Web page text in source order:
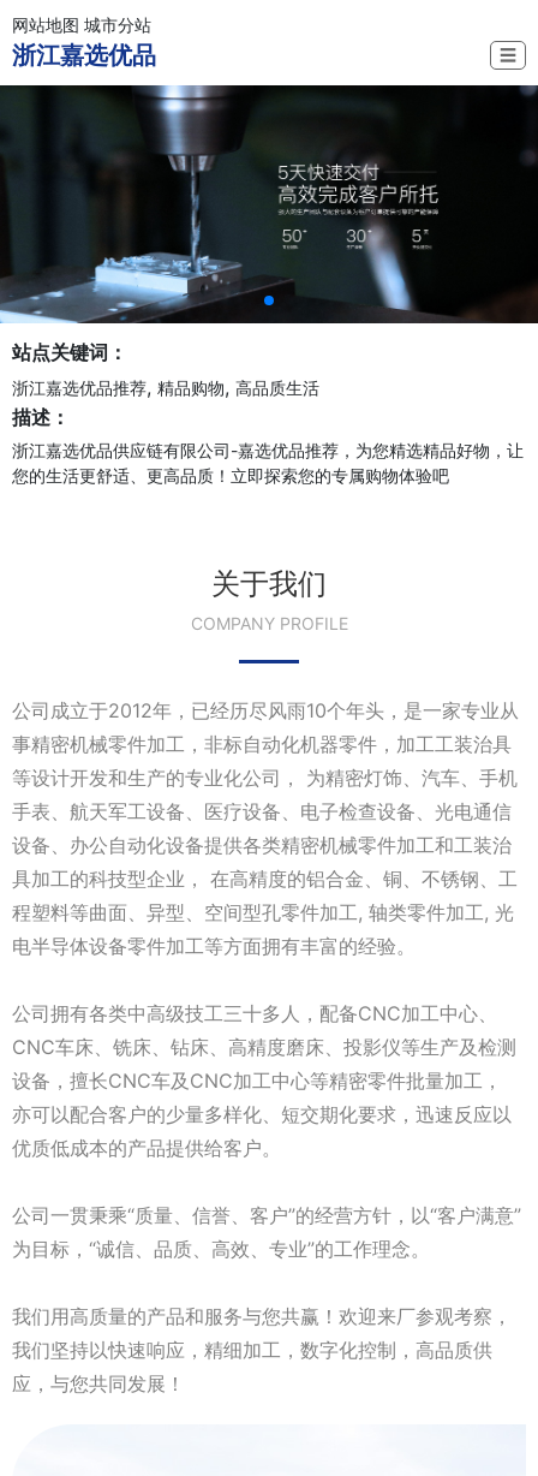
网站地图 城市分站
浙江嘉选优品 ☰
站点关键词：
浙江嘉选优品推荐, 精品购物, 高品质生活
描述：
浙江嘉选优品供应链有限公司-嘉选优品推荐，为您精选精品好物，让
您的生活更舒适、更高品质！立即探索您的专属购物体验吧
关于我们
COMPANY PROFILE
公司成立于2012年，已经历尽风雨10个年头，是一家专业从
事精密机械零件加工，非标自动化机器零件，加工工装治具
等设计开发和生产的专业化公司， 为精密灯饰、汽车、手机
手表、航天军工设备、医疗设备、电子检查设备、光电通信
设备、办公自动化设备提供各类精密机械零件加工和工装治
具加工的科技型企业， 在高精度的铝合金、铜、不锈钢、工
程塑料等曲面、异型、空间型孔零件加工, 轴类零件加工, 光
电半导体设备零件加工等方面拥有丰富的经验。
公司拥有各类中高级技工三十多人，配备CNC加工中心、
CNC车床、铣床、钻床、高精度磨床、投影仪等生产及检测
设备，擅长CNC车及CNC加工中心等精密零件批量加工，
亦可以配合客户的少量多样化、短交期化要求，迅速反应以
优质低成本的产品提供给客户。
公司一贯秉乘“质量、信誉、客户”的经营方针，以“客户满意”
为目标，“诚信、品质、高效、专业”的工作理念。
我们用高质量的产品和服务与您共赢！欢迎来厂参观考察，
我们坚持以快速响应，精细加工，数字化控制，高品质供
应，与您共同发展！